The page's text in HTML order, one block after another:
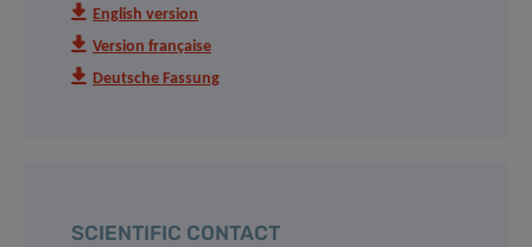
English version
Version française
Deutsche Fassung
SCIENTIFIC CONTACT